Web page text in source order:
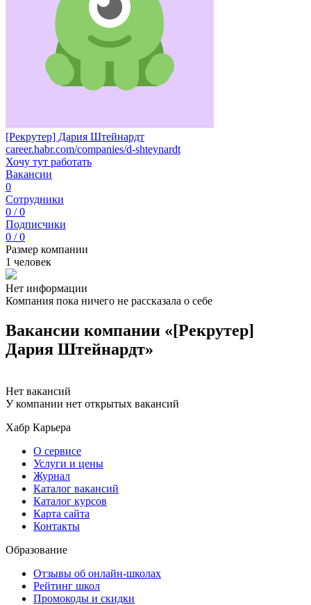
[Рекрутер] Дария Штейнардт
career.habr.com/companies/d-shteynardt
Хочу тут работать
Вакансии
0
Сотрудники
0 / 0
Подписчики
0 / 0
Размер компании
1 человек
Нет информации
Компания пока ничего не рассказала о себе
Вакансии компании «[Рекрутер]
Дария Штейнардт»
Нет вакансий
У компании нет открытых вакансий
Хабр Карьера
О сервисе
Услуги и цены
Журнал
Каталог вакансий
Каталог курсов
Карта сайта
Контакты
Образование
Отзывы об онлайн-школах
Рейтинг школ
Промокоды и скидки